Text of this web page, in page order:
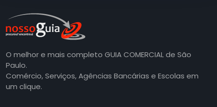
O melhor e mais completo GUIA COMERCIAL de São
Paulo.
Comércio, Serviços, Agências Bancárias e Escolas em
um clique.